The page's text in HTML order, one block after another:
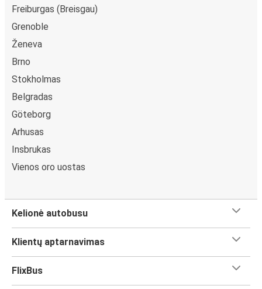
Freiburgas (Breisgau)
Grenoble
Ženeva
Brno
Stokholmas
Belgradas
Göteborg
Arhusas
Insbrukas
Vienos oro uostas
Kelionė autobusu
Klientų aptarnavimas
FlixBus